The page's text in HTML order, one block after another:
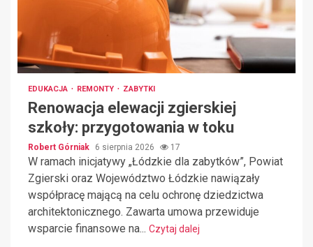
EDUKACJA REMONTY ZABYTKI
Renowacja elewacji zgierskiej
szkoły: przygotowania w toku
Robert Górniak 6 sierpnia 2026 17
W ramach inicjatywy „Łódzkie dla zabytków”, Powiat
Zgierski oraz Województwo Łódzkie nawiązały
współpracę mającą na celu ochronę dziedzictwa
architektonicznego. Zawarta umowa przewiduje
wsparcie finansowe na... Czytaj dalej